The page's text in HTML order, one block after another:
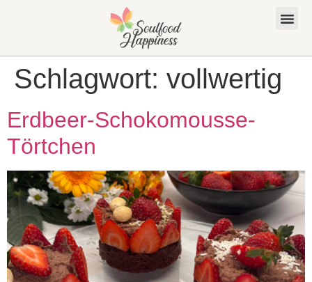
Schlagwort: vollwertig
Erdbeer-Schokomousse-
Törtchen